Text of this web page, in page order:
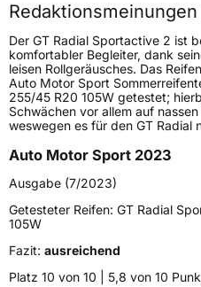
Höchstgeschwindigkeit
300 km/
Lastindex93
Höchstlast650 kg
Generelle Merkmale
Fahrzeugtyp PKW
VerwendungSommerreifen
ModellnameSportactive 2
Fahrzeugart PKW & SUV
Der GT Radial Sportactive 2 ist
komfortabler Begleiter, dank
leisen Rollgeräusches. Das
Auto Motor Sport
255/45 R20 105W getestet;
Schwächen vor allem auf
weswegen es für den GT Radial
Auto Motor Sport 2023
Ausgabe (7/2023)
Getesteter Reifen: GT Radial
105W
Fazit: ausreichend
Platz 10 von 10 | 5,8 von 10